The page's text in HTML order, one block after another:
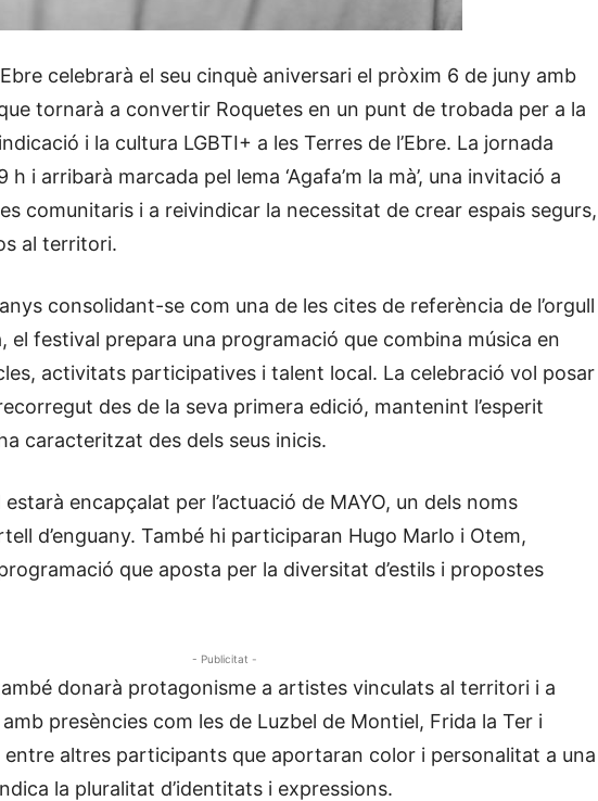
Ebre celebrarà el seu cinquè aniversari el pròxim 6 de juny amb
tornarà a convertir Roquetes en un punt de trobada per a la
i la cultura LGBTI+ a les Terres de l’Ebre. La jornada
h i arribarà marcada pel lema ‘Agafa’m la mà’, una invitació a
comunitaris i a reivindicar la necessitat de crear espais segurs,
al territori.
consolidant-se com una de les cites de referència de l’orgull
el festival prepara una programació que combina música en
activitats participatives i talent local. La celebració vol posar
des de la seva primera edició, mantenint l’esperit
caracteritzat des dels seus inicis.
estarà encapçalat per l’actuació de MAYO, un dels noms
d’enguany. També hi participaran Hugo Marlo i Otem,
que aposta per la diversitat d’estils i propostes
- Publicitat -
donarà protagonisme a artistes vinculats al territori i a
amb presències com les de Luzbel de Montiel, Frida la Ter i
entre altres participants que aportaran color i personalitat a una
la pluralitat d’identitats i expressions.